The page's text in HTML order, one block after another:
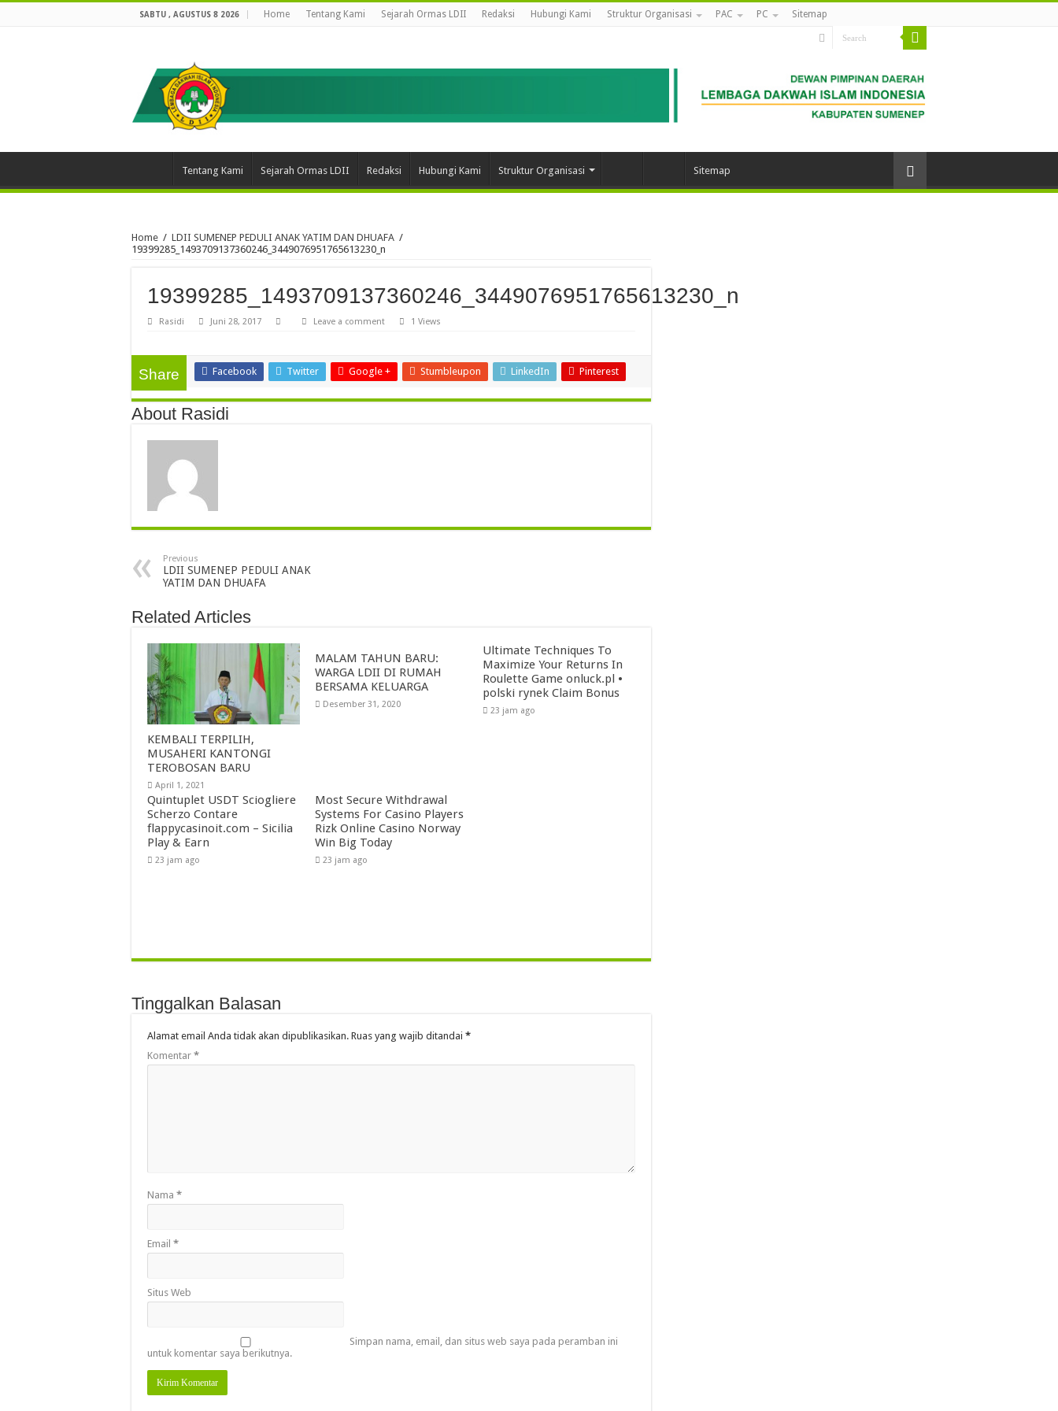
SABTU , AGUSTUS 8 2026 Home Tentang Kami Sejarah Ormas LDII Redaksi Hubungi Kami Struktur Organisasi PAC PC Sitemap
Tentang Kami Sejarah Ormas LDII Redaksi Hubungi Kami Struktur Organisasi Sitemap
Home / LDII SUMENEP PEDULI ANAK YATIM DAN DHUAFA /
19399285_1493709137360246_3449076951765613230_n
19399285_1493709137360246_3449076951765613230_n
Rasidi Juni 28, 2017 Leave a comment 1 Views
Share Facebook Twitter Google + Stumbleupon LinkedIn Pinterest
About Rasidi
Previous
LDII SUMENEP PEDULI ANAK
YATIM DAN DHUAFA
Related Articles
KEMBALI TERPILIH,
MUSAHERI KANTONGI
TEROBOSAN BARU
April 1, 2021
MALAM TAHUN BARU:
WARGA LDII DI RUMAH
BERSAMA KELUARGA
Desember 31, 2020
Ultimate Techniques To
Maximize Your Returns In
Roulette Game onluck.pl •
polski rynek Claim Bonus
23 jam ago
Quintuplet USDT Sciogliere
Scherzo Contare
flappycasinoit.com – Sicilia
Play & Earn
23 jam ago
Most Secure Withdrawal
Systems For Casino Players
Rizk Online Casino Norway
Win Big Today
23 jam ago
Tinggalkan Balasan
Alamat email Anda tidak akan dipublikasikan. Ruas yang wajib ditandai *
Komentar *
Nama *
Email *
Situs Web
Simpan nama, email, dan situs web saya pada peramban ini
untuk komentar saya berikutnya.